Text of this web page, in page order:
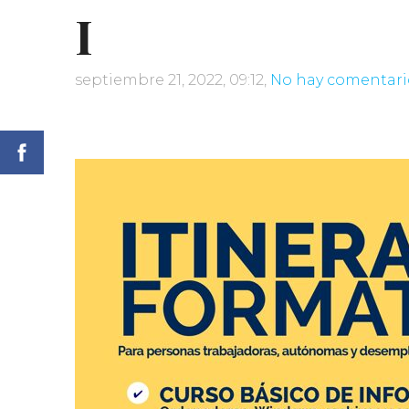
I
septiembre 21, 2022, 09:12, No hay